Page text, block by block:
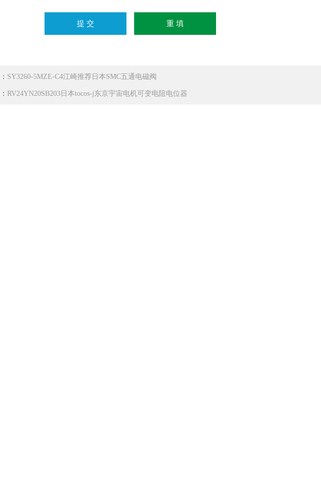
SY3260-5MZE-C4江崎推荐日本SMC五通电磁阀
RV24YN20SB203日本tocos-j东京宇宙电机可变电阻电位器